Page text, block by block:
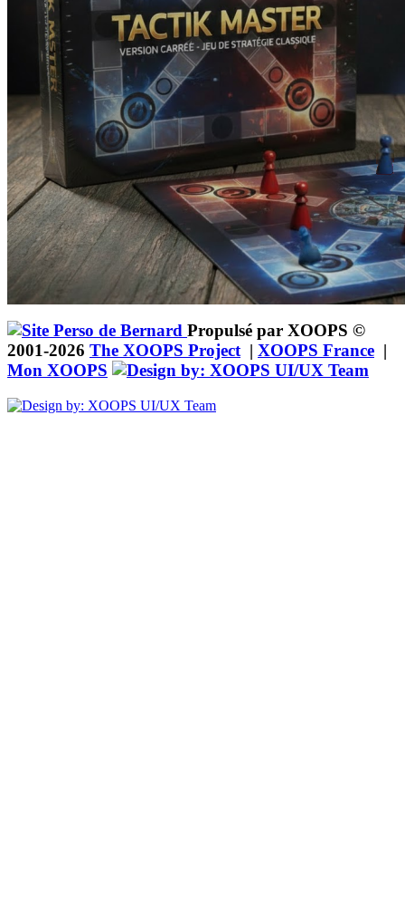
Propulsé par XOOPS ©
2001-2026 The XOOPS Project| XOOPS France |
Mon XOOPS